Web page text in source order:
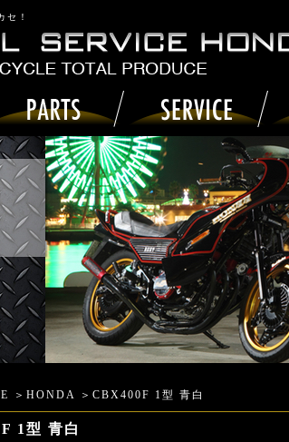
セ！
＞ HONDA ＞CBX400F 1型 青白
1型 青白